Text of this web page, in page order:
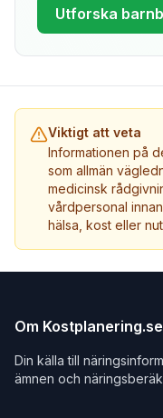
Utforska
Viktigt att veta
Informationen på
som allmän
medicinsk
vårdpersonal
hälsa, kost eller
Om Kostplanering.se
Din källa till
ämnen och